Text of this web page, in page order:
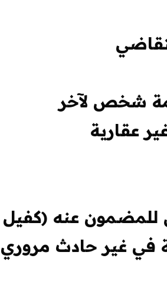
شخص لآخر
عقارية
للمضمون عنه (كفيل
في غير حادث مروري